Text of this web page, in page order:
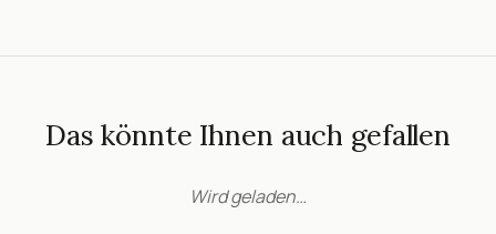
Das könnte Ihnen auch gefallen
Wird geladen…